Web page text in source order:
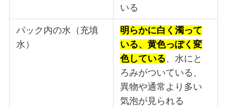
いる
パック内の水（充填
水）
明らかに白く濁って
いる、黄色っぽく変
色している、水にと
ろみがついている、
異物や通常より多い
気泡が見られる